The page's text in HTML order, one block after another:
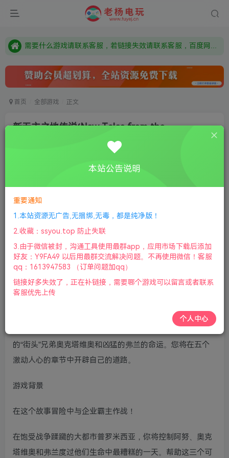
本站资源来自网络搜集，如有侵权，请联系删除：fuyej@qq.com 附上证书和内容链接
需要什么游戏请联系客服，若链接失效请联系客服，百度网盘边上的激活码也是解压密码
首页 全部游戏 正文
新无主之地传说(New Tales from the
①下载安装教程
库下载 ④ DX修复下载
版本：Build.10919222豪华版|容量30GB|
月19号更新
游戏介绍
新无主之地传说(New Tales from the Borderlands)是一款
多结局电影式互动小说太空动作冒险游戏。老杨电玩网分享
新无主之地传说下载，决定无私的科学家阿努、她雄心勃勃
的“街头”兄弟奥克塔维奥和凶猛的弗兰的命运。您将在五个
激动人心的章节中开辟自己的道路。
游戏背景
在这个故事冒险中与企业霸主作战！
在饱受战争蹂躏的大都市普罗米西亚，你将控制阿努、奥克
塔维奥和弗兰度过他们生命中最糟糕的一天。帮助这三个可
本站公告说明
重要通知
1.本站资源无广告,无捆绑,无毒，都是纯净版！
2.收藏：ssyou.top 防止失联
3.由于微信被封，沟通工具使用最群app，应用市场下载后添加
好友：Y9FA49 以后用最群交流解决问题。不再使用微信！客服
qq：1613947583 （订单问题加qq）
链接好多失效了，正在补链接，需要哪个游戏可以留言或者联系
客服优先上传
个人中心